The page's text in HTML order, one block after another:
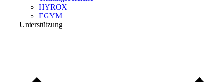
HYROX
EGYM
Unterstützung